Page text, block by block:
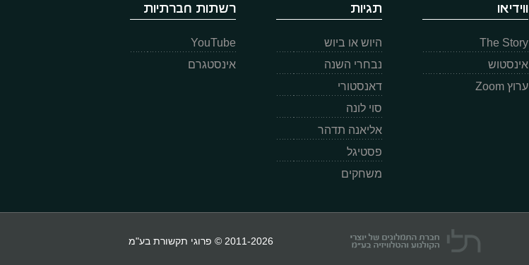
ווידיאו
The Story
אינסטוש
ערוץ Zoom
תגיות
היוש או ביוש
נבחרי השנה
דאנסטורי
סוי לונה
אליאנה תדהר
פסטיגל
משחקים
רשתות חברתיות
YouTube
אינסטגרם
2011-2026 © פרוגי תקשורת בע"מ